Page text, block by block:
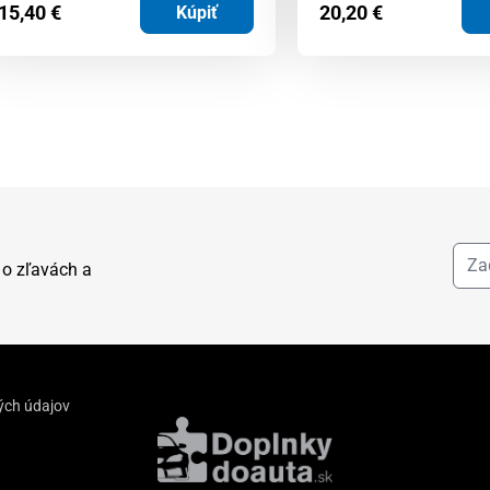
€ Kúpiť 20,20€
zľavách a
údajov